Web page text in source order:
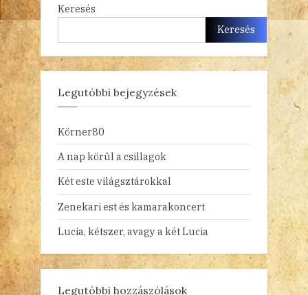
Keresés
Keresés
Legutóbbi bejegyzések
Körner80
A nap körül a csillagok
Két este világsztárokkal
Zenekari est és kamarakoncert
Lucia, kétszer, avagy a két Lucia
Legutóbbi hozzászólások